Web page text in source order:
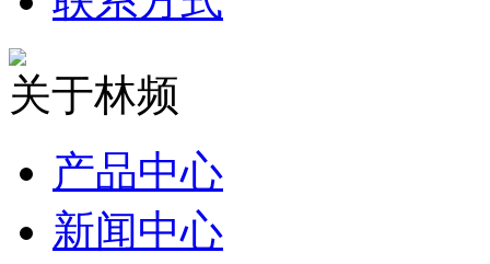
关于林频
产品中心
新闻中心